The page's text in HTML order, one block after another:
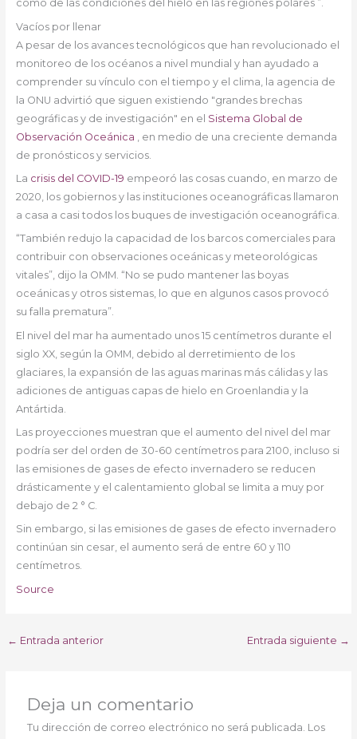
como de las condiciones del hielo en las regiones polares ”.
Vacíos por llenar
A pesar de los avances tecnológicos que han revolucionado el
monitoreo de los océanos a nivel mundial y han ayudado a
comprender su vínculo con el tiempo y el clima, la agencia de
la ONU advirtió que siguen existiendo "grandes brechas
geográficas y de investigación" en el Sistema Global de
Observación Oceánica , en medio de una creciente demanda
de pronósticos y servicios.
La crisis del COVID-19 empeoró las cosas cuando, en marzo de
2020, los gobiernos y las instituciones oceanográficas llamaron
a casa a casi todos los buques de investigación oceanográfica.
“También redujo la capacidad de los barcos comerciales para
contribuir con observaciones oceánicas y meteorológicas
vitales”, dijo la OMM. “No se pudo mantener las boyas
oceánicas y otros sistemas, lo que en algunos casos provocó
su falla prematura”.
El nivel del mar ha aumentado unos 15 centímetros durante el
siglo XX, según la OMM, debido al derretimiento de los
glaciares, la expansión de las aguas marinas más cálidas y las
adiciones de antiguas capas de hielo en Groenlandia y la
Antártida.
Las proyecciones muestran que el aumento del nivel del mar
podría ser del orden de 30-60 centímetros para 2100, incluso si
las emisiones de gases de efecto invernadero se reducen
drásticamente y el calentamiento global se limita a muy por
debajo de 2 ° C.
Sin embargo, si las emisiones de gases de efecto invernadero
continúan sin cesar, el aumento será de entre 60 y 110
centímetros.
Source
← Entrada anterior Entrada siguiente →
Deja un comentario
Tu dirección de correo electrónico no será publicada. Los